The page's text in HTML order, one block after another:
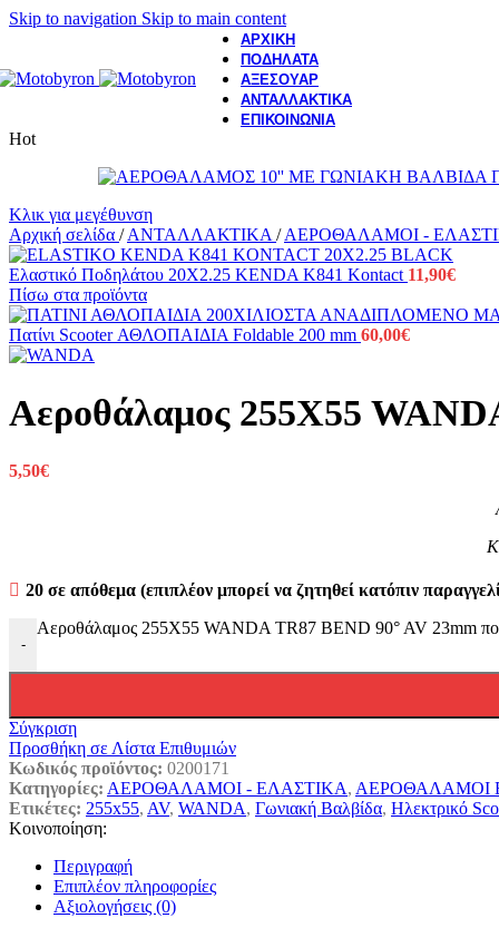
Skip to navigation Skip to main content
ΑΡΧΙΚΗ
ΠΟΔΗΛΑΤΑ
ΑΞΕΣΟΥΑΡ
ΑΝΤΑΛΛΑΚΤΙΚΑ
ΕΠΙΚΟΙΝΩΝΙΑ
Hot
Κλικ για μεγέθυνση
Αρχική σελίδα / ΑΝΤΑΛΛΑΚΤΙΚΑ / ΑΕΡΟΘΑΛΑΜΟΙ -
Ελαστικό Ποδηλάτου 20X2.25 KENDA K841 Kontact 11,90€
Πίσω στα προϊόντα
Πατίνι Scooter ΑΘΛΟΠΑΙΔΙΑ Foldable 200 mm 60,00€
Αεροθάλαμος 255X55
5,50€
20 σε απόθεμα (επιπλέον μπορεί να ζητηθεί κατόπιν
-
Αεροθάλαμος 255X55 WANDA TR87 BEND 90° AV 23mm
Σύγκριση
Προσθήκη σε Λίστα Επιθυμιών
Κωδικός προϊόντος: 0200171
Κατηγορίες: ΑΕΡΟΘΑΛΑΜΟΙ - ΕΛΑΣΤΙΚΑ, ΑΕΡΟΘΑΛΑΜΟΙ
Ετικέτες: 255x55, AV, WANDA, Γωνιακή Βαλβίδα, Ηλεκτρικό
Κοινοποίηση:
Περιγραφή
Επιπλέον πληροφορίες
Αξιολογήσεις (0)